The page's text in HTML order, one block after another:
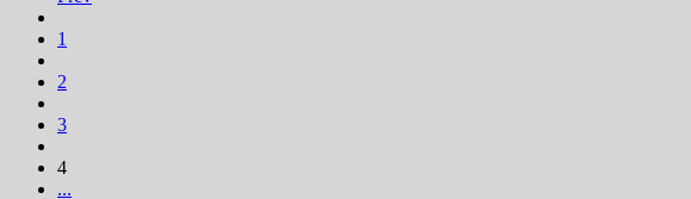
1
2
3
4
...